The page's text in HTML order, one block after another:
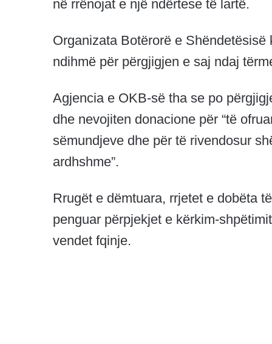
në rrënojat e një ndërtese të lartë.
Organizata Botërorë e
ndihmë për përgjigjen e saj ndaj
Agjencia e OKB-së tha se po
dhe nevojiten donacione për “të
sëmundjeve dhe për të rivendosur
ardhshme”.
Rrugët e dëmtuara, rrjetet e dobëta
penguar përpjekjet e kërkim-
vendet fqinje.